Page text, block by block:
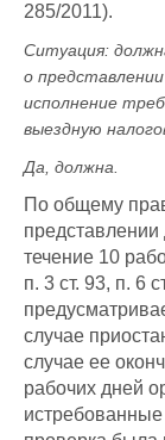
285/2011).
Ситуация:
о
исполнение
выездную
Да, должна.
По общему
представлении
течение 10
п. 3 ст. 93, п. 6
случае
случае ее
рабочих дней